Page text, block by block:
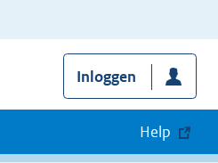
Inloggen
Help